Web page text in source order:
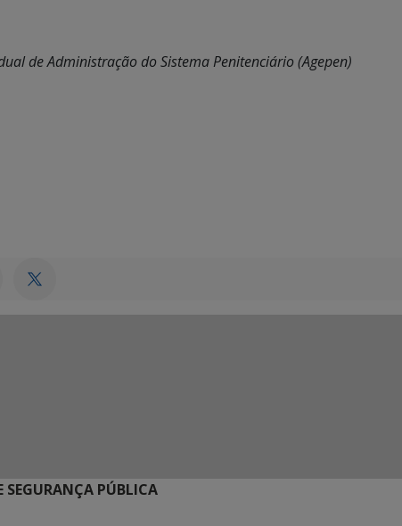
de Administração do Sistema Penitenciário (Agepen)
SEGURANÇA PÚBLICA